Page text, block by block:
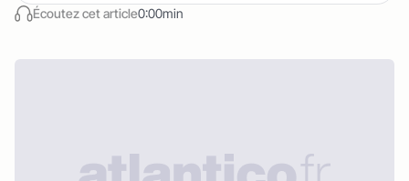
Écoutez cet article0:00min